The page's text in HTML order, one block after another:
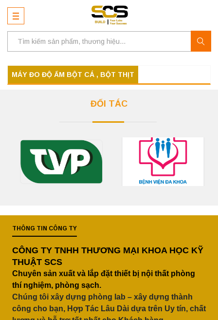
MÁY ĐO ĐỘ ẨM BỘT CÁ , BỘT THỊT
ĐỐI TÁC
THÔNG TIN CÔNG TY
CÔNG TY TNHH THƯƠNG MẠI KHOA HỌC KỸ
THUẬT SCS
Chuyên sản xuất và lắp đặt thiết bị nội thất phòng
thí nghiệm, phòng sạch.
Chúng tôi xây dựng phòng lab – xây dựng thành
công cho bạn, Hợp Tác Lâu Dài dựa trên Uy tín, chất